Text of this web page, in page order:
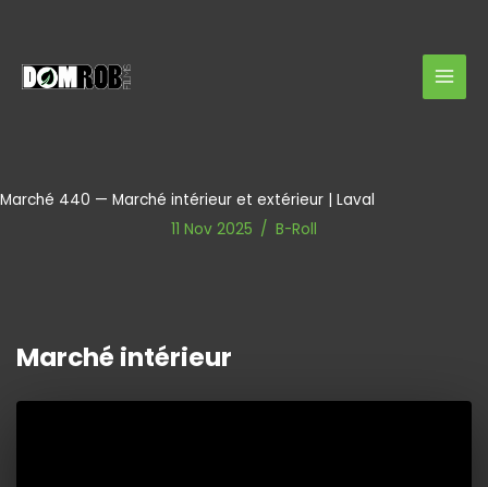
contenu
Marché 440 — Marché intérieur et extérieur | Laval
11 Nov 2025 / B-Roll
Marché intérieur